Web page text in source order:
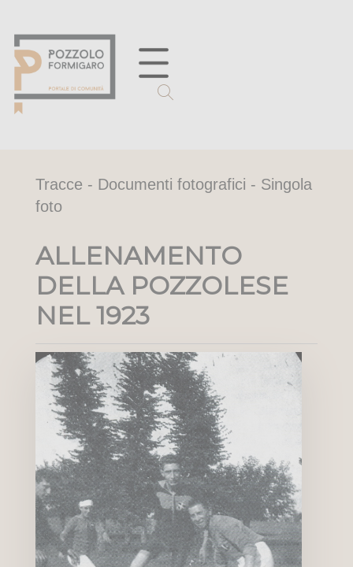
Tracce - Documenti fotografici - Singola
foto
ALLENAMENTO
DELLA POZZOLESE
NEL 1923